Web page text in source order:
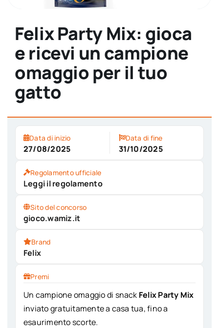
Felix Party Mix: gioca
e ricevi un campione
omaggio per il tuo
gatto
Data di inizio
27/08/2025
Data di fine
31/10/2025
Regolamento ufficiale
Leggi il regolamento
Sito del concorso
gioco.wamiz.it
Brand
Felix
Premi
Un campione omaggio di snack Felix Party Mix
inviato gratuitamente a casa tua, fino a
esaurimento scorte.